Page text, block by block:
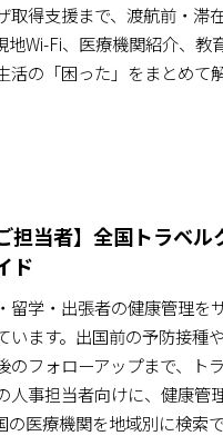
取得支援まで、渡航前・滞
地Wi-Fi、医療機関紹介、
活の「困った」をまとめて
担当者】全国トラベ
ド
留学・出張者の健康管理を
います。出国前の予防接種
のフォローアップまで、ト
人事担当者向けに、健康管
の医療機関を地域別に検索